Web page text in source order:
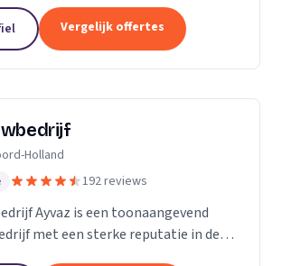
klaar! Bij ons kunt u terecht voor
Vergelijk offertes
Holland
192 reviews
Ayvaz is een toonaangevend
met een sterke reputatie in de